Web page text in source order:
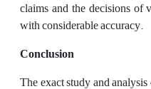
claims and the decisions of
with considerable accuracy.
Conclusion
The exact study and